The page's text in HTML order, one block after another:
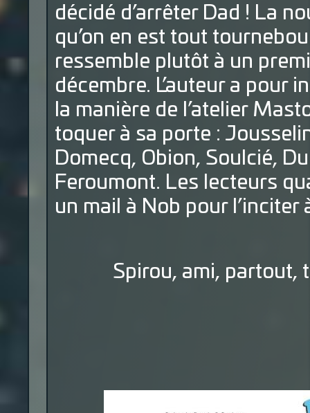
décidé d’arrêter Dad ! La
qu’on en est tout
ressemble plutôt à un
décembre. L’auteur a pour
la manière de l’atelier
toquer à sa porte :
Domecq, Obion, Soulcié,
Feroumont. Les lecteurs
un mail à Nob pour l’inciter
Spirou, ami, partout,